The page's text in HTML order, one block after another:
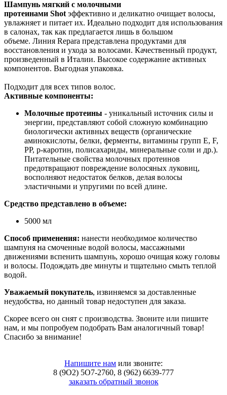
Шампунь мягкий с молочными
протеинами Shot эффективно и деликатно очищает волосы,
увлажняет и питает их. Идеально подходит для использования
в салонах, так как предлагается лишь в большом
объеме. Линия Repara представлена продуктами для
восстановления и ухода за волосами. Качественный продукт,
произведенный в Италии. Высокое содержание активных
компонентов. Выгодная упаковка.
Подходит для всех типов волос.
Активные компоненты:
Молочные протеины - уникальный источник силы и
энергии, представляют собой сложную комбинацию
биологически активных веществ (органические
аминокислоты, белки, ферменты, витамины групп E, F,
PP, р-каротин, полисахариды, минеральные соли и др.).
Питательные свойства молочных протеинов
предотвращают повреждение волосяных луковиц,
восполняют недостаток белков, делая волосы
эластичными и упругими по всей длине.
Средство представлено в объеме:
5000 мл
Способ применения: нанести необходимое количество
шампуня на смоченные водой волосы, массажными
движениями вспенить шампунь, хорошо очищая кожу головы
и волосы. Подождать две минуты и тщательно смыть теплой
водой.
Уважаемый покупатель, извиняемся за доставленные
неудобства, но данный товар недоступен для заказа.
Скорее всего он снят с производства. Звоните или пишите
нам, и мы попробуем подобрать Вам аналогичный товар!
Спасибо за внимание!
Напишите нам или звоните:
8 (9O2) 5O7-2760, 8 (962) 6639-777
заказать обратный звонок